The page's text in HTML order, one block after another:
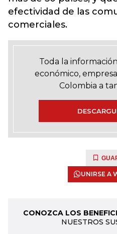
efectividad de las
comerciales.
Toda la
económico,
Colombia a
UNIRSE A
CONOZCA LOS
NUESTROS